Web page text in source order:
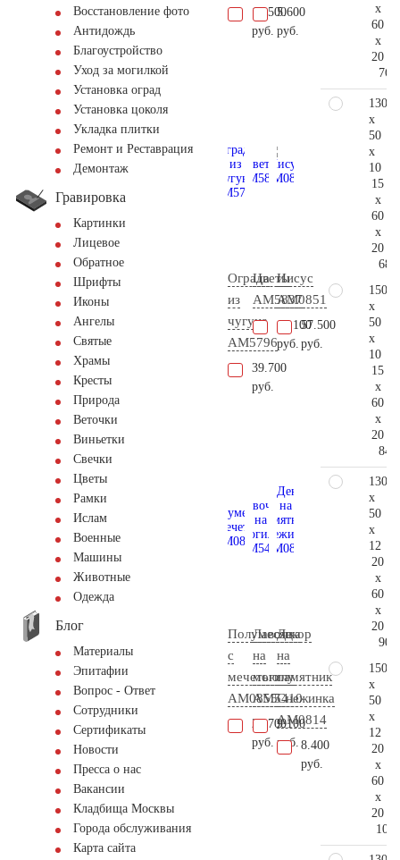
Восстановление фото
Антидождь
Благоустройство
Уход за могилкой
Установка оград
Установка цоколя
Укладка плитки
Ремонт и Реставрация
Демонтаж
Гравировка
Картинки
Лицевое
Обратное
Шрифты
Иконы
Ангелы
Святые
Храмы
Кресты
Природа
Веточки
Виньетки
Свечки
Цветы
Рамки
Ислам
Военные
Машины
Животные
Одежда
Блог
Материалы
Эпитафии
Вопрос - Ответ
Сотрудники
Сертификаты
Новости
Пресса о нас
Вакансии
Кладбища Москвы
Города обслуживания
Карта сайта
14.500
руб.
5.600
руб.
Ограда
из
чугуна
AM5796
39.700
руб.
Цветы
AM5837
15.100
руб.
Иисус
AM0851
57.500
руб.
Полумесяц
с
мечетью
AM0855
20.700
руб.
Лавочка
на
могилу
AM5410
9.100
руб.
Декор
на
памятник
Снежинка
AM0814
8.400
руб.
x
60
x
20
130
x
50
x
10
15
x
60
x
20
150
x
50
x
10
15
x
60
x
20
130
x
50
x
12
20
x
60
x
20
150
x
50
x
12
20
x
60
x
20